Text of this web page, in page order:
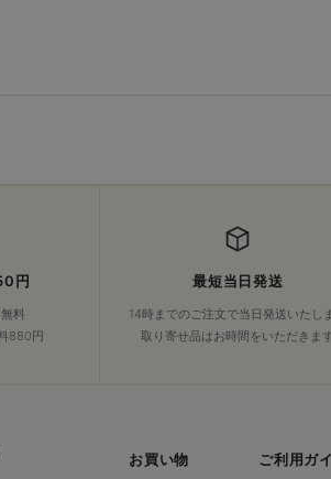
円
料
880円
最短当日発送
14時までのご注文で当日発送いたし
取り寄せ品はお時間をいただきま
お買い物 ご利用ガ